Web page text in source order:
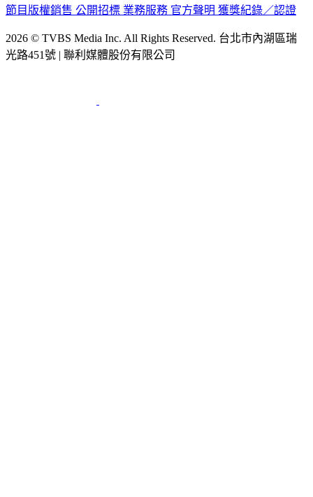
節目版權銷售 公開招標 業務服務 官方聲明 獲獎紀錄／認證
2026 © TVBS Media Inc. All Rights Reserved. 台北市內湖區瑞
光路451號 | 聯利媒體股份有限公司